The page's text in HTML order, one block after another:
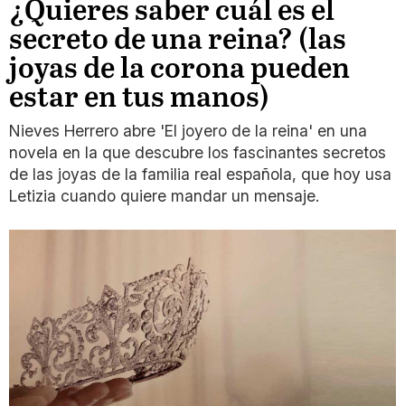
¿Quieres saber cuál es el
secreto de una reina? (las
joyas de la corona pueden
estar en tus manos)
Nieves Herrero abre 'El joyero de la reina' en una
novela en la que descubre los fascinantes secretos
de las joyas de la familia real española, que hoy usa
Letizia cuando quiere mandar un mensaje.